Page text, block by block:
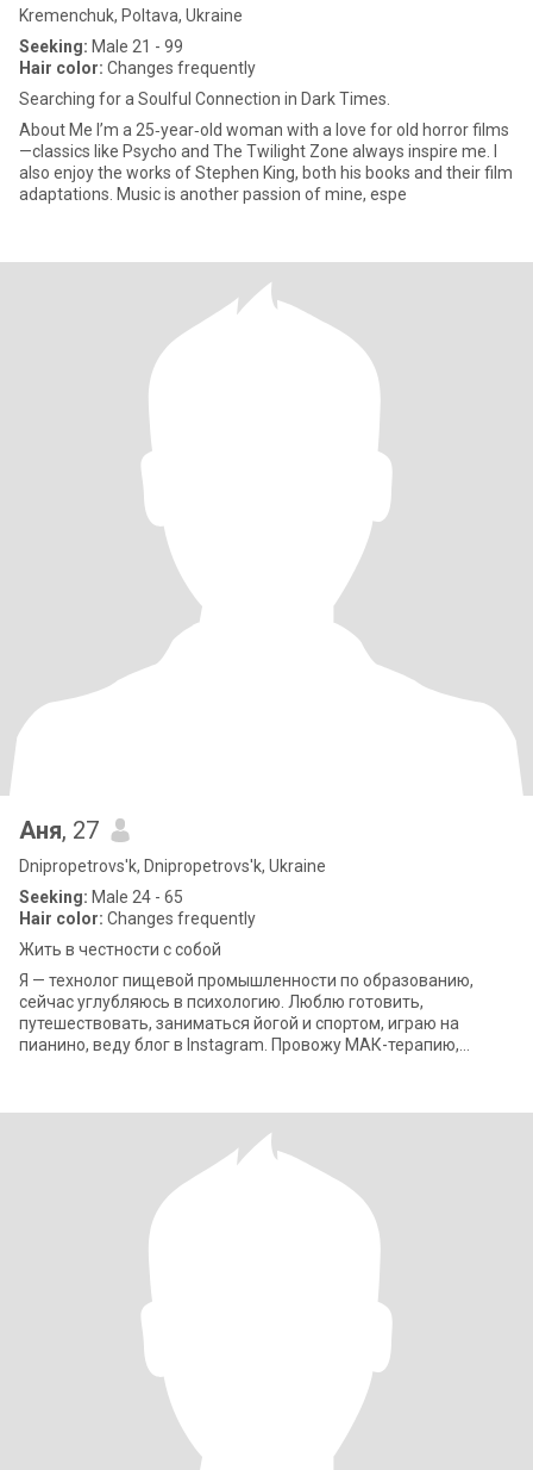
Kremenchuk, Poltava, Ukraine
Seeking: Male 21 - 99
Hair color: Changes frequently
Searching for a Soulful Connection in Dark Times.
About Me I’m a 25‑year‑old woman with a love for old horror films
—classics like Psycho and The Twilight Zone always inspire me. I
also enjoy the works of Stephen King, both his books and their film
adaptations. Music is another passion of mine, espe
Аня, 27
Dnipropetrovs'k, Dnipropetrovs'k, Ukraine
Seeking: Male 24 - 65
Hair color: Changes frequently
Жить в честности с собой
Я — технолог пищевой промышленности по образованию,
сейчас углубляюсь в психологию. Люблю готовить,
путешествовать, заниматься йогой и спортом, играю на
пианино, веду блог в Instagram. Провожу МАК-терапию,